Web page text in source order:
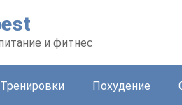
и фитнес
Тренировки Похудение